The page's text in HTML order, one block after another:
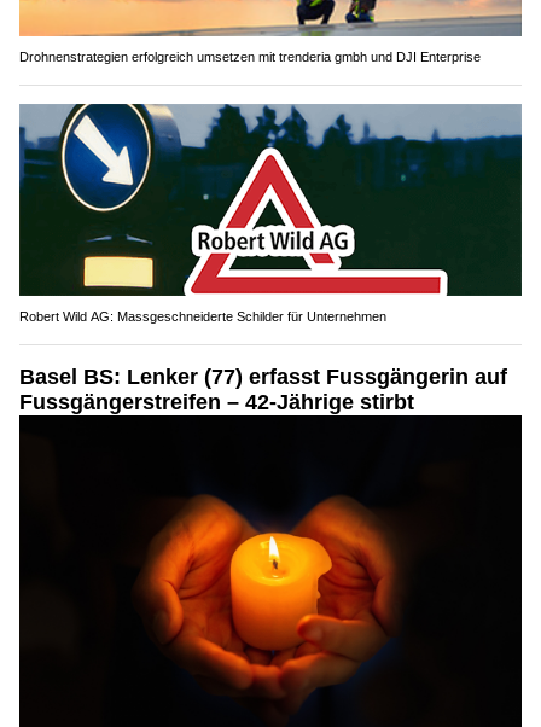
Drohnenstrategien erfolgreich umsetzen mit trenderia gmbh und DJI Enterprise
Robert Wild AG: Massgeschneiderte Schilder für Unternehmen
Basel BS: Lenker (77) erfasst Fussgängerin auf
Fussgängerstreifen – 42-Jährige stirbt